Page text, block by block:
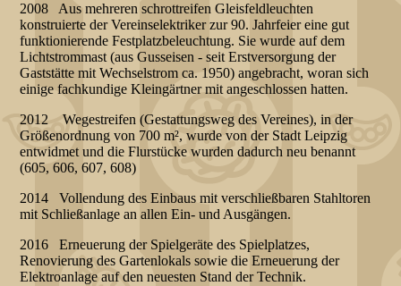
2008 Aus mehreren schrottreifen Gleisfeldleuchten
konstruierte der Vereinselektriker zur 90. Jahrfeier eine gut
funktionierende Festplatzbeleuchtung. Sie wurde auf dem
Lichtstrommast (aus Gusseisen - seit Erstversorgung der
Gaststätte mit Wechselstrom ca. 1950) angebracht, woran sich
einige fachkundige Kleingärtner mit angeschlossen hatten.
2012 Wegestreifen (Gestattungsweg des Vereines), in der
Größenordnung von 700 m², wurde von der Stadt Leipzig
entwidmet und die Flurstücke wurden dadurch neu benannt
(605, 606, 607, 608)
2014 Vollendung des Einbaus mit verschließbaren Stahltoren
mit Schließanlage an allen Ein- und Ausgängen.
2016 Erneuerung der Spielgeräte des Spielplatzes,
Renovierung des Gartenlokals sowie die Erneuerung der
Elektroanlage auf den neuesten Stand der Technik.